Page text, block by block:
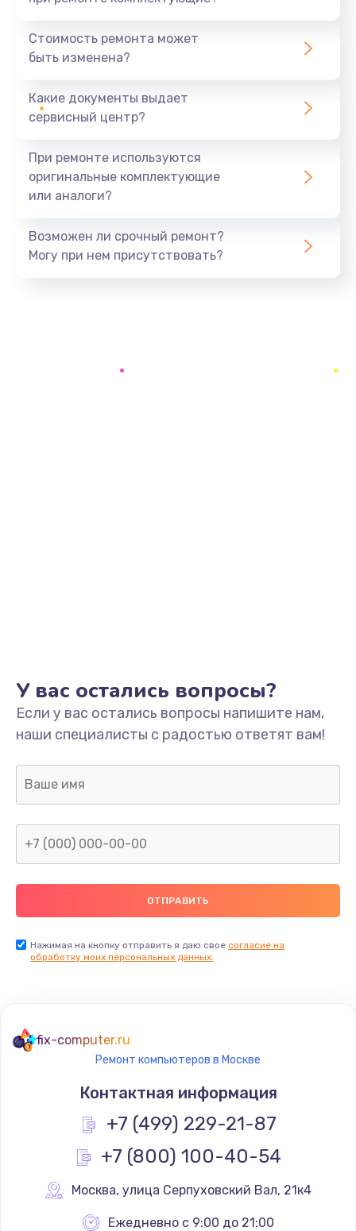
1520 руб.
Замена вебкамеры
Ремонт петель крышки
Заказать
Замена USB порта
1245 руб.
Заказать
Замена звуковой карты
2500 руб.
Заказать
Замена процессора
1490 руб.
Заказать
Замена системы охлаждения
Стоимость ремонта может
быть изменена?
Какие документы выдает
сервисный центр?
При ремонте используются
оригинальные комплектующие
или аналоги?
Возможен ли срочный ремонт?
Могу при нем присутствовать?
У вас остались вопросы?
Если у вас остались вопросы напишите нам,
наши специалисты с радостью ответят вам!
Нажимая на кнопку отправить я даю свое согласие на
обработку моих персональных данных.
fix-computer.ru
Ремонт компьютеров в Москве
Контактная информация
+7 (499) 229-21-87
+7 (800) 100-40-54
Москва, улица Серпуховский Вал, 21к4
Ежедневно с 9:00 до 21:00